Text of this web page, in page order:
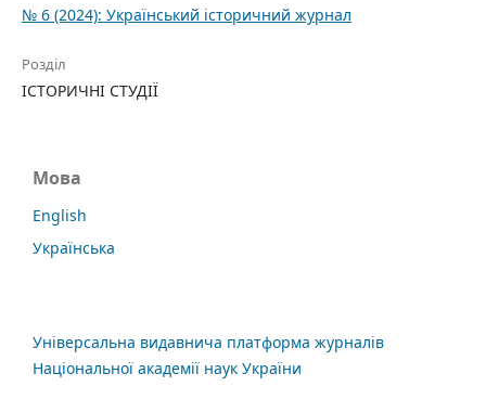
№ 6 (2024): Український історичний журнал
Розділ
ІСТОРИЧНІ СТУДІЇ
Мова
English
Українська
Універсальна видавнича платформа журналів
Національної академії наук України